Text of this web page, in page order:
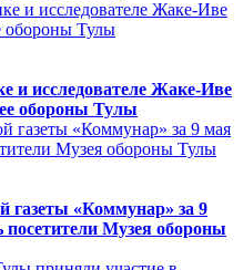
и исследователе Жаке-Иве
обороны Тулы
газеты «Коммунар» за 9
посетители Музея обороны